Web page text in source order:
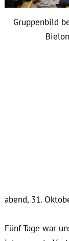
Gruppenbild
abend, 31.
Fünf Tage war